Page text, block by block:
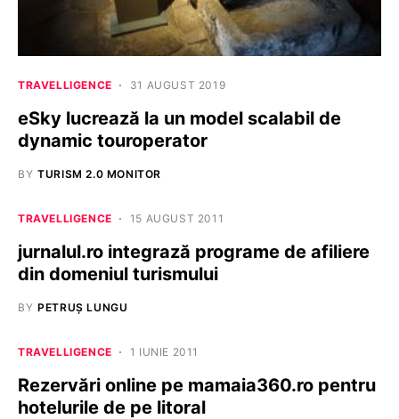
TRAVELLIGENCE 31 AUGUST 2019
eSky lucrează la un model scalabil de
dynamic touroperator
BY TURISM 2.0 MONITOR
TRAVELLIGENCE 15 AUGUST 2011
jurnalul.ro integrază programe de afiliere
din domeniul turismului
BY PETRUȘ LUNGU
TRAVELLIGENCE 1 IUNIE 2011
Rezervări online pe mamaia360.ro pentru
hotelurile de pe litoral